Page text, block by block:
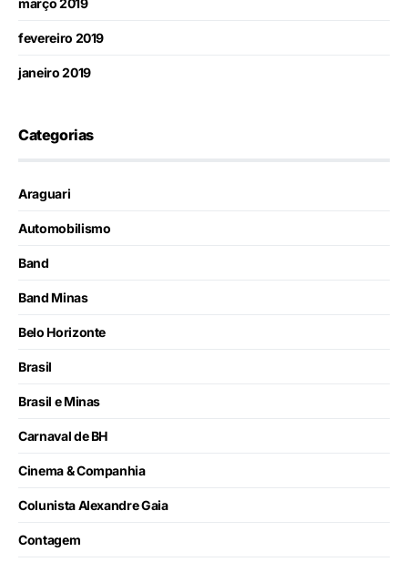
fevereiro 2019
janeiro 2019
Categorias
Araguari
Automobilismo
Band
Band Minas
Belo Horizonte
Brasil
Brasil e Minas
Carnaval de BH
Cinema & Companhia
Colunista Alexandre Gaia
Contagem